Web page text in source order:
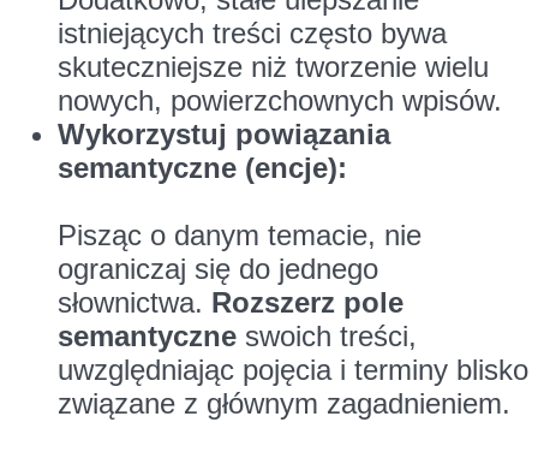
istniejących treści często bywa
skuteczniejsze niż tworzenie wielu
nowych, powierzchownych wpisów.
Wykorzystuj powiązania
semantyczne (encje):
Pisząc o danym temacie, nie
ograniczaj się do jednego
słownictwa. Rozszerz pole
semantyczne swoich treści,
uwzględniając pojęcia i terminy blisko
związane z głównym zagadnieniem.